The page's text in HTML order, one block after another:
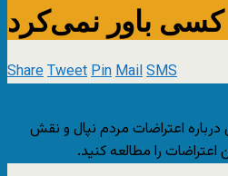
کسی باور نمی‌کرد
ShareTweetPinMailSMS
درباره اعتراضات مردم نپال و نقش
را مطالعه کنید.